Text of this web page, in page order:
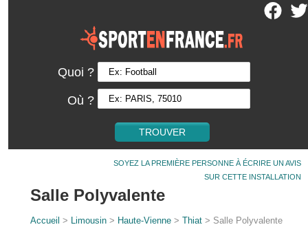
Quoi ?
Où ?
SOYEZ LA PREMIÈRE PERSONNE À ÉCRIRE UN AVIS
SUR CETTE INSTALLATION
Salle Polyvalente
Accueil > Limousin > Haute-Vienne >Thiat > Salle Polyvalente